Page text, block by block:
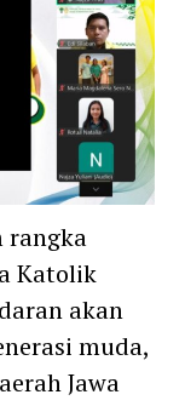
rangka
Katolik
akan
muda,
Jawa